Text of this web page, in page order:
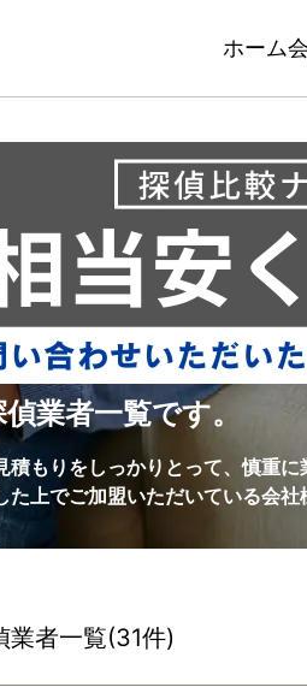
ホーム
業者一覧です。
もりをしっかりとって、慎重
上でご加盟いただいている会
業者一覧(31件)